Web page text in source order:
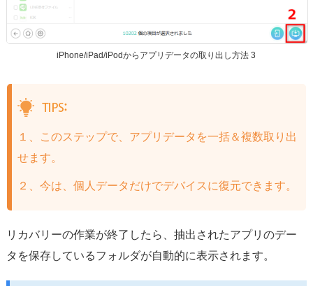
iPhone/iPad/iPodからアプリデータの取り出し方法 3
１、このステップで、アプリデータを一括＆複数取り出
せます。
２、今は、個人データだけでデバイスに復元できます。
リカバリーの作業が終了したら、抽出されたアプリのデー
タを保存しているフォルダが自動的に表示されます。